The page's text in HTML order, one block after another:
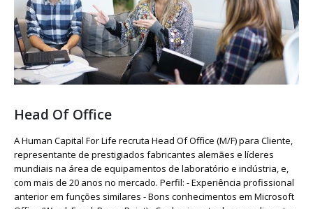
Head Of Office
A Human Capital For Life recruta Head Of Office (M/F) para Cliente,
representante de prestigiados fabricantes alemães e líderes
mundiais na área de equipamentos de laboratório e indústria, e,
com mais de 20 anos no mercado. Perfil: - Experiência profissional
anterior em funções similares - Bons conhecimentos em Microsoft